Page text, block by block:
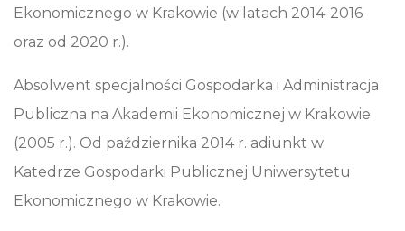
Ekonomicznego w Krakowie (w latach 2014-2016
oraz od 2020 r.).
Absolwent specjalności Gospodarka i Administracja
Publiczna na Akademii Ekonomicznej w Krakowie
(2005 r.). Od października 2014 r. adiunkt w
Katedrze Gospodarki Publicznej Uniwersytetu
Ekonomicznego w Krakowie.